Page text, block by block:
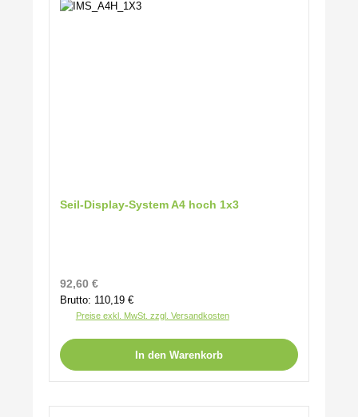
Seil-Display-System A4 hoch 1x3
Regulärer Preis:
92,60 €
Brutto: 110,19 €
Preise exkl. MwSt. zzgl. Versandkosten
In den Warenkorb